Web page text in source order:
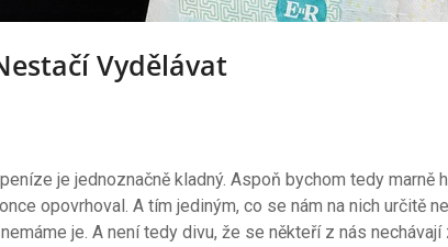
Vydělávat
je jednoznačně kladný. Aspoň bychom tedy marně
opovrhoval. A tím jediným, co se nám na nich určitě
je. A není tedy divu, že se někteří z nás